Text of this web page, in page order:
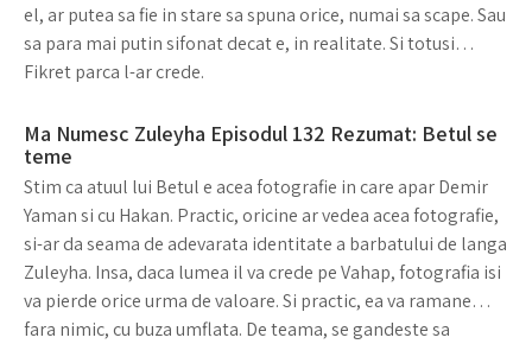
el, ar putea sa fie in stare sa spuna orice, numai sa scape. Sau
sa para mai putin sifonat decat e, in realitate. Si totusi…
Fikret parca l-ar crede.
Ma Numesc Zuleyha Episodul 132 Rezumat: Betul se
teme
Stim ca atuul lui Betul e acea fotografie in care apar Demir
Yaman si cu Hakan. Practic, oricine ar vedea acea fotografie,
si-ar da seama de adevarata identitate a barbatului de langa
Zuleyha. Insa, daca lumea il va crede pe Vahap, fotografia isi
va pierde orice urma de valoare. Si practic, ea va ramane…
fara nimic, cu buza umflata. De teama, se gandeste sa